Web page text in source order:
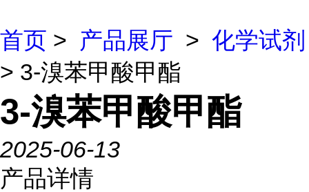
首页 > 产品展厅 > 化学试剂
> 3-溴苯甲酸甲酯
3-溴苯甲酸甲酯
2025-06-13
产品详情